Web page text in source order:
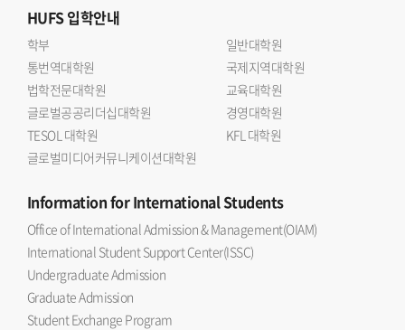
HUFS입학안내
학부
일반대학원
통번역대학원
국제지역대학원
법학전문대학원
교육대학원
글로벌공공리더십대학원
경영대학원
TESOL 대학원
KFL 대학원
글로벌미디어커뮤니케이션대학원
Informationfor International Students
Office of International Admission & Management(OIAM)
International Student Support Center(ISSC)
Undergraduate Admission
Graduate Admission
Student Exchange Program